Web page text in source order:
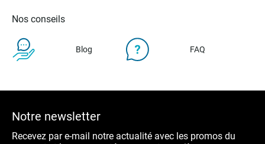
Nos conseils
Blog FAQ
Notre newsletter
Recevez par e-mail notre actualité avec les promos du